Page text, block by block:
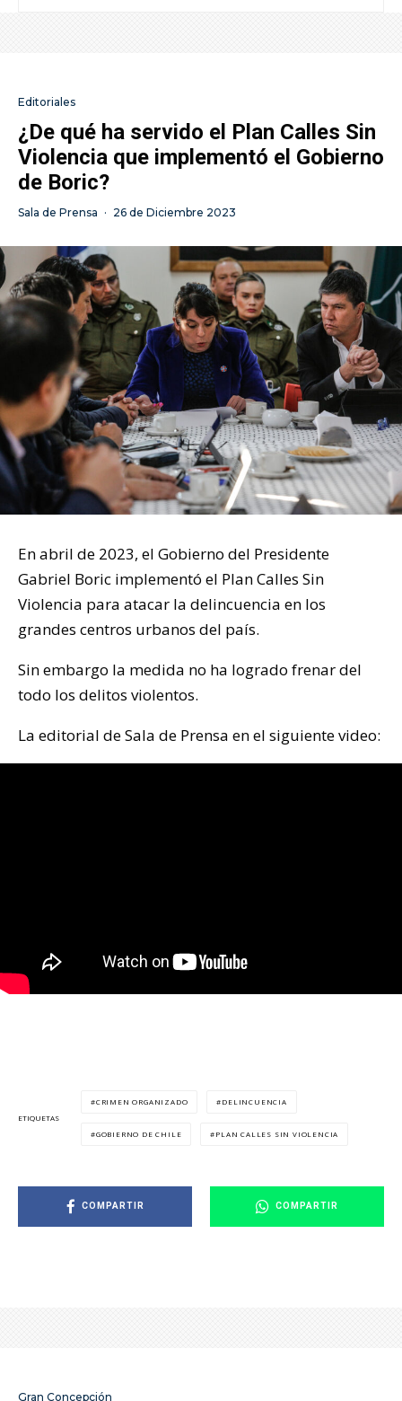
Editoriales
¿De qué ha servido el Plan Calles Sin
Violencia que implementó el Gobierno
de Boric?
Sala de Prensa · 26 de Diciembre 2023
En abril de 2023, el Gobierno del Presidente
Gabriel Boric implementó el Plan Calles Sin
Violencia para atacar la delincuencia en los
grandes centros urbanos del país.
Sin embargo la medida no ha logrado frenar del
todo los delitos violentos.
La editorial de Sala de Prensa en el siguiente video:
ETIQUETAS
CRIMEN ORGANIZADO DELINCUENCIA
GOBIERNO DE CHILE PLAN CALLES SIN VIOLENCIA
COMPARTIR COMPARTIR
Gran Concepción